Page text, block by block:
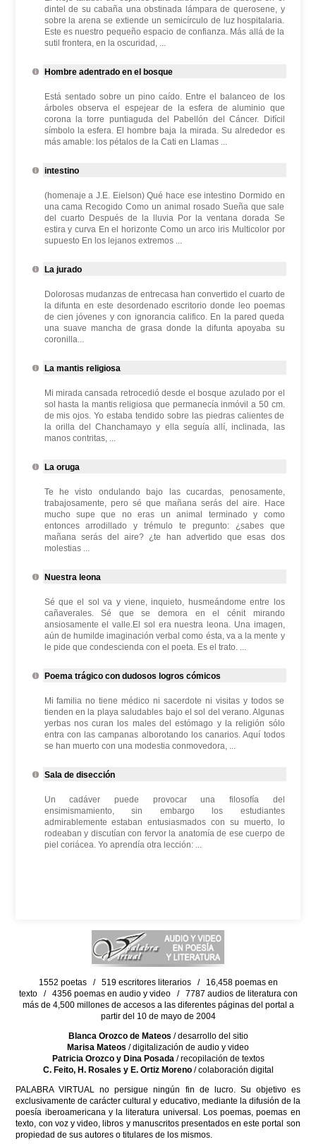
dintel de su cabaña una obstinada lámpara de querosene, y
sobre la arena se extiende un semicírculo de luz hospitalaria.
Este es nuestro pequeño espacio de confianza. Más allá de la
sutil frontera, en la oscuridad, ...
Hombre adentrado en el bosque
Está sentado sobre un pino caído. Entre el balanceo de los
árboles observa el espejear de la esfera de aluminio que
corona la torre puntiaguda del Pabellón del Cáncer. Difícil
símbolo la esfera. El hombre baja la mirada. Su alrededor es
más amable: los pétalos de la Cati en Llamas ...
intestino
(homenaje a J.E. Eielson) Qué hace ese intestino Dormido en
una cama Recogido Como un animal rosado Sueña que sale
del cuarto Después de la lluvia Por la ventana dorada Se
estira y curva En el horizonte Como un arco iris Multicolor por
supuesto En los lejanos extremos ...
La jurado
Dolorosas mudanzas de entrecasa han convertido el cuarto de
la difunta en este desordenado escritorio donde leo poemas
de cien jóvenes y con ignorancia califico. En la pared queda
una suave mancha de grasa donde la difunta apoyaba su
coronilla...
La mantis religiosa
Mi mirada cansada retrocedió desde el bosque azulado por el
sol hasta la mantis religiosa que permanecía inmóvil a 50 cm.
de mis ojos. Yo estaba tendido sobre las piedras calientes de
la orilla del Chanchamayo y ella seguía allí, inclinada, las
manos contritas, ...
La oruga
Te he visto ondulando bajo las cucardas, penosamente,
trabajosamente, pero sé que mañana serás del aire. Hace
mucho supe que no eras un animal terminado y como
entonces arrodillado y trémulo te pregunto: ¿sabes que
mañana serás del aire? ¿te han advertido que esas dos
molestias ...
Nuestra leona
Sé que el sol va y viene, inquieto, husmeándome entre los
cañaverales. Sé que se demora en el cénit mirando
ansiosamente el valle.El sol era nuestra leona. Una imagen,
aún de humilde imaginación verbal como ésta, va a la mente y
le pide que condescienda con el poeta. Es el trato. ...
Poema trágico con dudosos logros cómicos
Mi familia no tiene médico ni sacerdote ni visitas y todos se
tienden en la playa saludables bajo el sol del verano. Algunas
yerbas nos curan los males del estómago y la religión sólo
entra con las campanas alborotando los canarios. Aquí todos
se han muerto con una modestia conmovedora, ...
Sala de disección
Un cadáver puede provocar una filosofía del
ensimismamiento, sin embargo los estudiantes
admirablemente estaban entusiasmados con su muerto, lo
rodeaban y discutían con fervor la anatomía de ese cuerpo de
piel coriácea. Yo aprendía otra lección: ...
1552 poetas / 519 escritores literarios / 16,458 poemas en
texto / 4356 poemas en audio y video / 7787 audios de literatura con
más de 4,500 millones de accesos a las diferentes páginas del portal a
partir del 10 de mayo de 2004
Blanca Orozco de Mateos / desarrollo del sitio
Marisa Mateos / digitalización de audio y video
Patricia Orozco y Dina Posada/ recopilación de textos
C. Feito, H. Rosales y E. Ortiz Moreno/ colaboración digital
PALABRA VIRTUAL no persigue ningún fin de lucro. Su objetivo es
exclusivamente de carácter cultural y educativo, mediante la difusión de la
poesía iberoamericana y la literatura universal. Los poemas, poemas en
texto, con voz y video, libros y manuscritos presentados en este portal son
propiedad de sus autores o titulares de los mismos.